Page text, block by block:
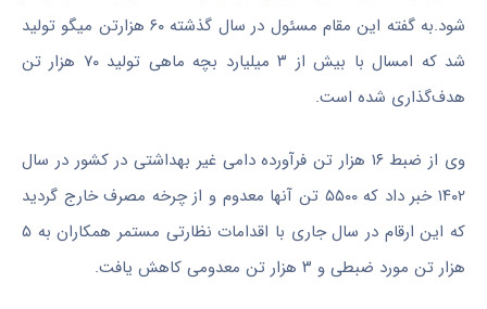
شود.
به گفته این مقام مسئول در سال گذشته ۶۰ هزارتن میگو تولید
شد که امسال با بیش از ۳ میلیارد بچه ماهی تولید ۷۰ هزار تن
هدف‌گذاری شده است.
وی از ضبط ۱۶ هزار تن فرآورده دامی غیر بهداشتی در کشور در سال
۱۴۰۲ خبر داد که ۵۵۰۰ تن‌ آنها معدوم و از چرخه مصرف خارج گردید
که این ارقام در سال جاری با اقدامات نظارتی مستمر همکاران به ۵
هزار تن مورد ضبطی و ۳ هزار تن معدومی کاهش یافت.